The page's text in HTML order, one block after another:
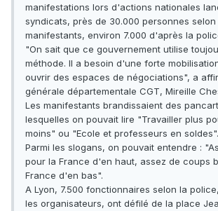
manifestations lors d'actions nationales
syndicats, près de 30.000 personnes selon
manifestants, environ 7.000 d'après la
"On sait que ce gouvernement utilise
méthode. Il a besoin d'une forte
ouvrir des espaces de négociations", a
générale départementale CGT, Mireille
Les manifestants brandissaient des
lesquelles on pouvait lire "Travailler plus
moins" ou "Ecole et professeurs en soldes".
Parmi les slogans, on pouvait entendre :
pour la France d'en haut, assez de coups
France d'en bas".
A Lyon, 7.500 fonctionnaires selon la
les organisateurs, ont défilé de la place